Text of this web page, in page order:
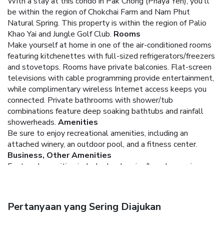
be within the region of Chokchai Farm and Nam Phut
Natural Spring. This property is within the region of Palio
Khao Yai and Jungle Golf Club. Rooms
Make yourself at home in one of the air-conditioned rooms
featuring kitchenettes with full-sized refrigerators/freezers
and stovetops. Rooms have private balconies. Flat-screen
televisions with cable programming provide entertainment,
while complimentary wireless Internet access keeps you
connected. Private bathrooms with shower/tub
combinations feature deep soaking bathtubs and rainfall
showerheads. Amenities
Be sure to enjoy recreational amenities, including an
attached winery, an outdoor pool, and a fitness center.
Business, Other Amenities
Featured amenities include dry cleaning/laundry services
Pertanyaan yang Sering Diajukan